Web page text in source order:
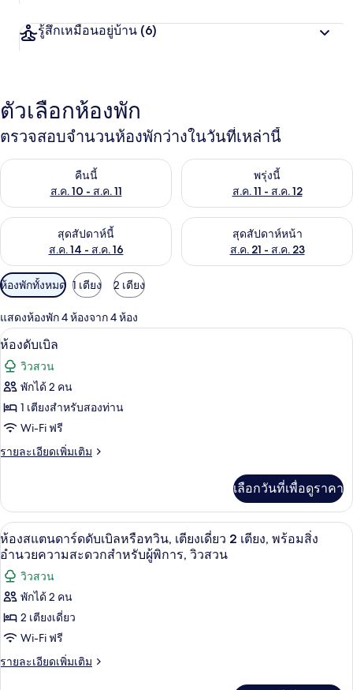
รู้สึกเหมือนอยู่บ้าน (6)
ตัวเลือกห้องพัก
ตรวจสอบจำนวนห้องพักว่างในวันที่เหล่านี้
คืนนี้
ส.ค. 10 - ส.ค. 11
ตรวจสอบจำนวนห้องพักว่างในคืนนี้ ส.ค. 10 - ส.ค. 11
พรุ่งนี้
ส.ค. 11 - ส.ค. 12
ตรวจสอบจำนวนห้องพักว่างในพ
สุดสัปดาห์นี้
ส.ค. 14 - ส.ค. 16
ตรวจสอบจำนวนห้องพักว่างในสุดสัปดาห์นี้ ส.ค. 14 - ส.ค. 16
สุดสัปดาห์หน้า
ส.ค. 21 - ส.ค. 23
ตรวจสอบจำนวนห้องพักว่างใน
ตัว
กรอง
ที่
มี
ให้
สำหรับ
ห้อง
พัก
ห้องพักทั้งหมด 1 เตียง 2 เตียง
แสดงห้องพัก 4 ห้องจาก 4 ห้อง
เปิด
ภาพถ่าย
ทั้งหมด
ของ
ห้อง
ดับเบิล
ห้องดับเบิล | ผ้าปูที่นอนฝ้ายอียิปต์, เครื่
18
ห้องดับเบิล
วิวสวน
พักได้ 2 คน
1 เตียงสำหรับสองท่าน
Wi-Fi ฟรี
รายละเอียดเพิ่มเติม
ราย
เกี่ยว
กับ
ห้อง
ดับเบิล
เลือกวันที่เพื่อดูราคา
เปิด
ภาพถ่าย
ทั้งหมด
ของ
ห้อง
สแตนดาร์ด
ดับเบิล
ผ้าปูที่นอนฝ้ายอียิปต์, เครื่องนอนระดับ
11
ห้องสแตนดาร์ดดับเบิลหรือทวิน, เตียงเดี่ยว 2 เตียง, พร้อมสิ่ง
อำนวยความสะดวกสำหรับผู้พิการ, วิวสวน
วิวสวน
พักได้ 2 คน
2 เตียงเดี่ยว
Wi-Fi ฟรี
รายละเอียดเพิ่มเติม
ราย